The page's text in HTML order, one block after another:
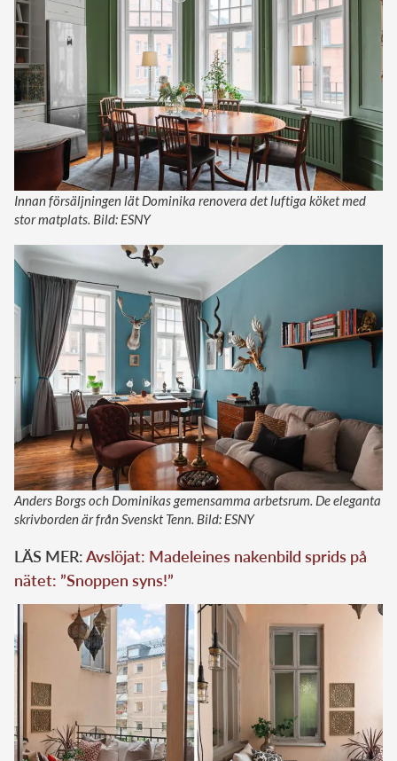
Innan försäljningen lät Dominika renovera det luftiga köket med
stor matplats. Bild: ESNY
Anders Borgs och Dominikas gemensamma arbetsrum. De eleganta
skrivborden är från Svenskt Tenn. Bild: ESNY
LÄS MER:Avslöjat: Madeleines nakenbild sprids på
nätet: ”Snoppen syns!”